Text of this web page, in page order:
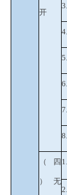
开
3.
4.
5.
6.
7.
8.
（四
）无
1.
2.